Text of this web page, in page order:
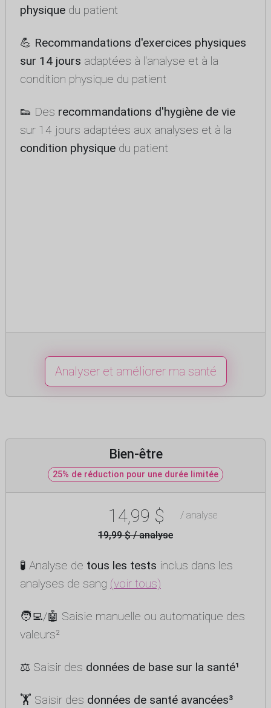
physiquedu patient
💪 Recommandations d'exercices physiques
sur 14 jours adaptées à l'analyse et à la
condition physique du patient
👟 Des recommandations d'hygiène de vie
sur 14 jours adaptées aux analyses et à la
condition physiquedu patient
Analyser et améliorer ma santé
Bien-être
25% de réduction pour une durée limitée
14,99 $
/ analyse
19,99 $ / analyse
🧪 Analyse de tous les tests inclus dans les
analyses de sang (voir tous)
🧑‍💻/🤖 Saisie manuelle ou automatique des
valeurs²
⚖️ Saisir des données de base sur la santé¹
🏋️ Saisir des données de santé avancées³